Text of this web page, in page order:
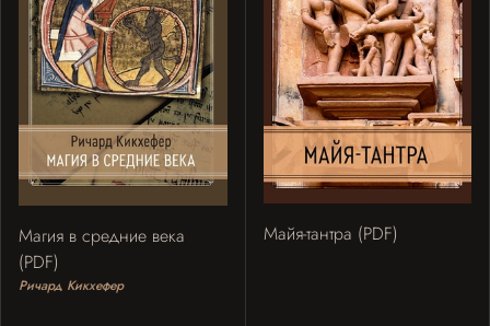
Магия в средние века
(PDF)
Ричард Кикхефер
Майя-тантра (PDF)